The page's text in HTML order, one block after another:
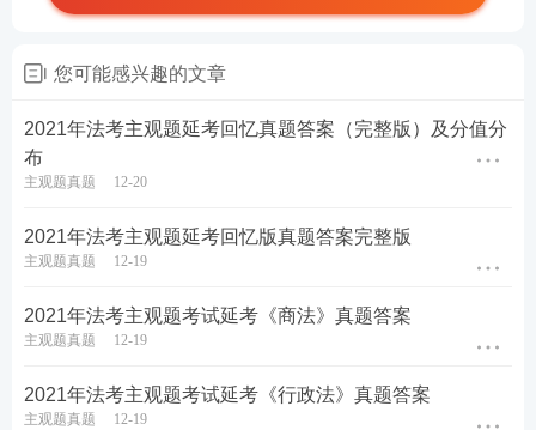
您可能感兴趣的文章
2021年法考主观题延考回忆真题答案（完整版）及分值分
布
主观题真题 12-20
2021年法考主观题延考回忆版真题答案完整版
主观题真题 12-19
2021年法考主观题考试延考《商法》真题答案
主观题真题 12-19
2021年法考主观题考试延考《行政法》真题答案
主观题真题 12-19